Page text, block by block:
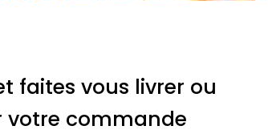
faites vous livrer ou
votre commande